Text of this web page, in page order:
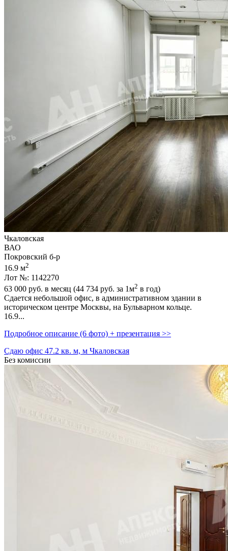
Чкаловская
ВАО
Покровский б-р
16.9 м2
Лот №: 1142270
63 000 руб. в месяц (44 734 руб. за 1м2 в год)
Сдается небольшой офис,­ в административном здании в
историческом центре Москвы,­ на Бульварном кольце.
16.9...
Подробное описание (6 фото) + презентация >>
Сдаю офис 47.2 кв. м, м Чкаловская
Без комиссии